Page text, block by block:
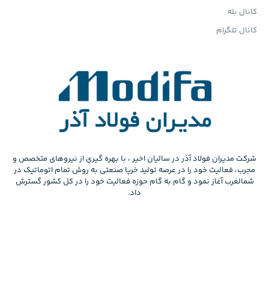
کانال بله
کانال تلگرام
شرکت مدیران فولاد آذر در سالیان اخیر ، با بهره گیری از نیروهای متخصص و
مجرب، فعالیت خود را در عرصه تولید خرپا صنعتی به روش تمام اتوماتیک در
شمالغرب آغاز نمود و گام به گام حوزه فعالیت خود را در کل کشور گسترش
داد.